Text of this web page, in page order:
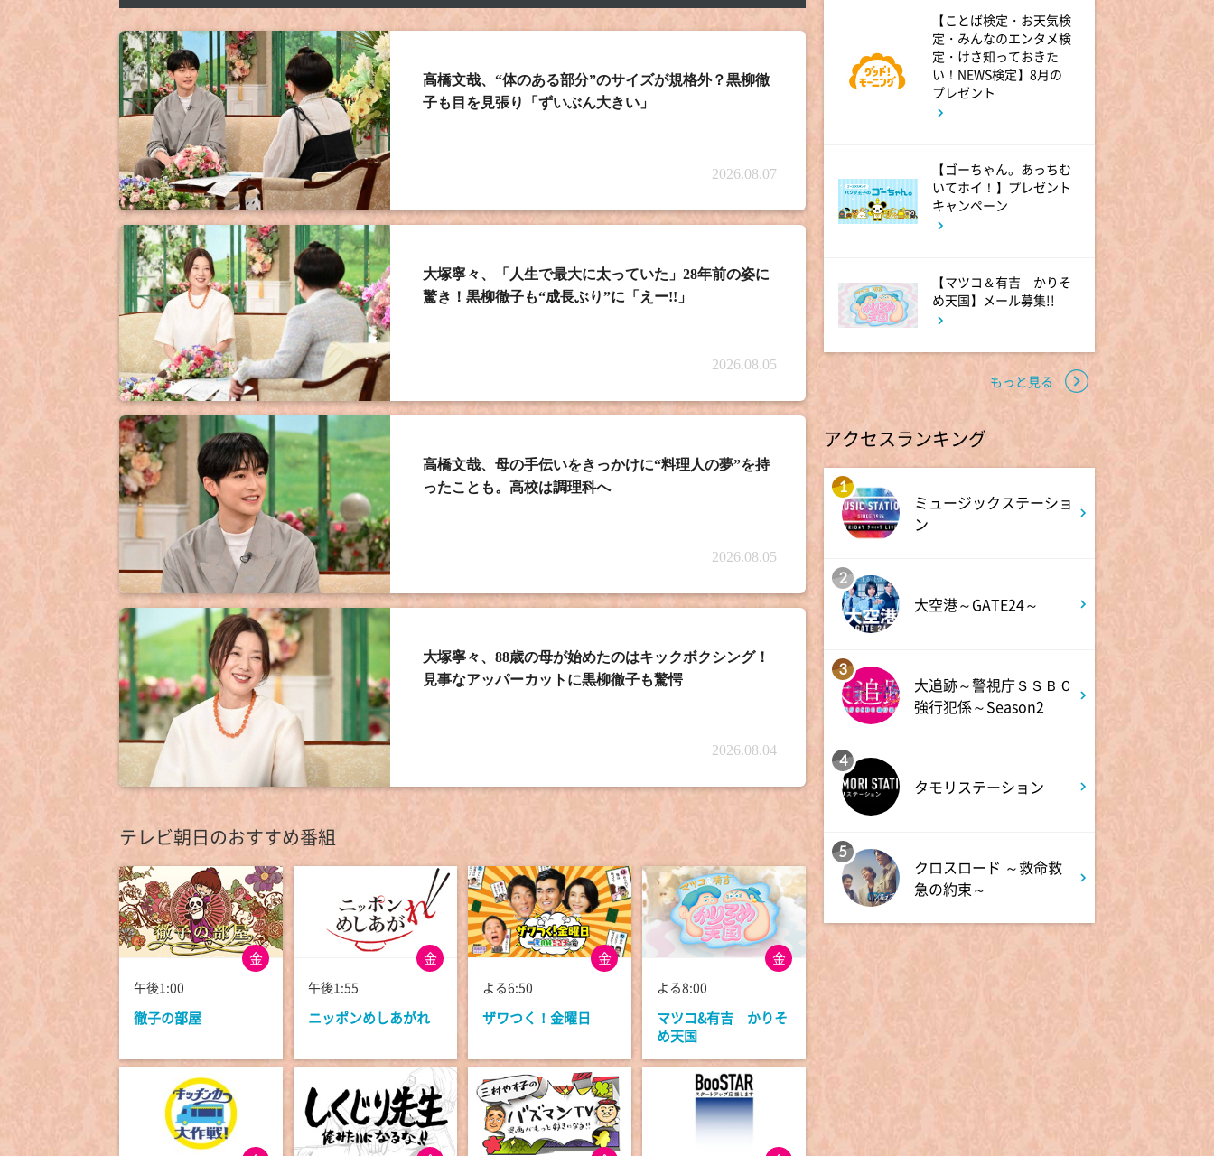
高橋文哉、“体のある部分”のサイズが規格外？黒柳徹
子も目を見張り「ずいぶん大きい」
2026.08.07
大塚寧々、「人生で最大に太っていた」28年前の姿に
驚き！黒柳徹子も“成長ぶり”に「えー!!」
2026.08.05
高橋文哉、母の手伝いをきっかけに“料理人の夢”を持
ったことも。高校は調理科へ
2026.08.05
大塚寧々、88歳の母が始めたのはキックボクシング！
見事なアッパーカットに黒柳徹子も驚愕
2026.08.04
テレビ朝日のおすすめ番組
金
午後1:00
徹子の部屋
金
午後1:55
ニッポンめしあがれ
金
よる6:50
ザワつく！金曜日
金
よる8:00
マツコ&有吉 かりそ
め天国
6:56
サンド&芦田愛菜の博士ちゃ
ん 伊藤沙莉が初参戦!!目利き
三択バトルSP
池上彰のニュースそうだったの
か!! 池上流映像ショーSP
タモリステーション 日本人と
石油 最前線 そもそも石油と
は何なのか!?徹底取材!
私の幸福時間
よる
よる
る。
よる
夏色の雲が恋と嵐をまきおこ
す #5
天幕のジャードゥーガル
#7【イマニメーション】
0:30
テレ朝サマフェス音楽LIVEダイ
【ことば検定・お天気検
定・みんなのエンタメ検
定・けさ知っておきた
い！NEWS検定】8月の
プレゼント
【ゴーちゃん。あっちむ
いてホイ！】プレゼント
キャンペーン
【マツコ＆有吉 かりそ
め天国】メール募集!!
もっと見る
アクセスランキング
1
ミュージックステーショ
ン
2
大空港～GATE24～
3
大追跡～警視庁ＳＳＢＣ
強行犯係～Season2
4
タモリステーション
5
クロスロード ～救命救
急の約束～